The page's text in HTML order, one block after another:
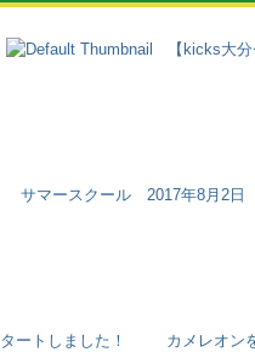
【kicks大
サマースクール 2017年8月2日
タートしました！
カメレオン